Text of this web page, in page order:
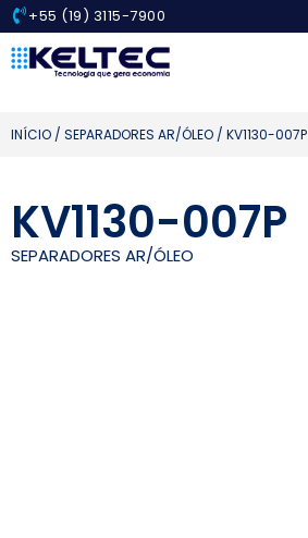
+55 (19) 3115-7900
INÍCIO / SEPARADORES AR/ÓLEO / KV1130-007P
KV1130-007P
SEPARADORES AR/ÓLEO